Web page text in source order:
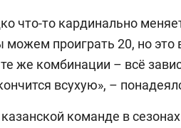
что-то кардинально
проиграть 20, но это
же комбинации – всё
всухую», –
команде в